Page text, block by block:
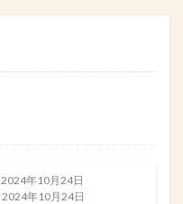
2024年10月24日
2024年10月24日